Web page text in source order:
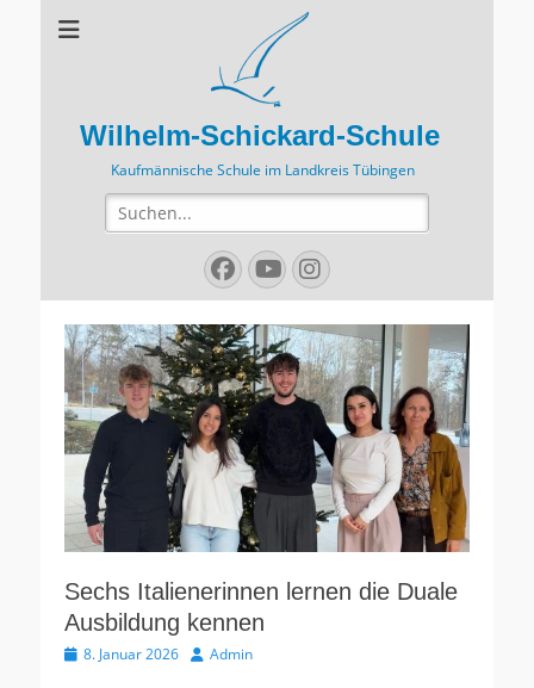
Wilhelm-Schickard-Schule
Kaufmännische Schule im Landkreis Tübingen
Suchen
nach:
Facebook
YouTube
Instagram
Sechs Italienerinnen lernen die Duale
Ausbildung kennen
Veröffentlicht
8. Januar 2026 AutorAdmin